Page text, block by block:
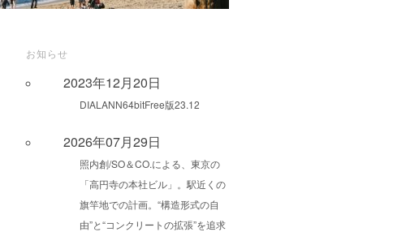
お知らせ
2023年12月20日
DIALANN64bitFree版23.12
2026年07月29日
照内創/SO＆CO.による、東京の
「高円寺の本社ビル」。駅近くの
旗竿地での計画。“構造形式の自
由”と“コンクリートの拡張”を追求